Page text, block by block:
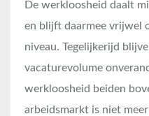
De werkloosheid daalt
en blijft daarmee vrijwel
niveau. Tegelijkerijd
vacaturevolume
werkloosheid beiden
arbeidsmarkt is niet